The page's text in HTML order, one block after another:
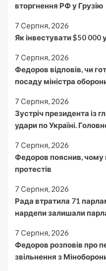
вторгнення РФ у Грузію
7 Серпня, 2026
Як інвестувати $50 000
7 Серпня, 2026
Федоров відповів, чи
посаду міністра
7 Серпня, 2026
Зустріч президента
удари по Україні.
7 Серпня, 2026
Федоров пояснив, чому
протестів
7 Серпня, 2026
Рада втратила 71
нардепи залишали
7 Серпня, 2026
Федоров розповів про
звільнення з